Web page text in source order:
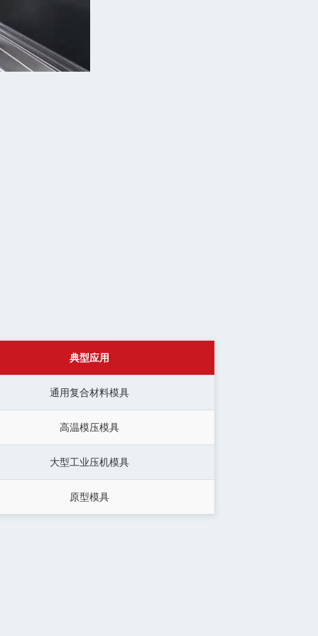
典型应用
通用复合材料模具
高温模压模具
大型工业压机模具
原型模具